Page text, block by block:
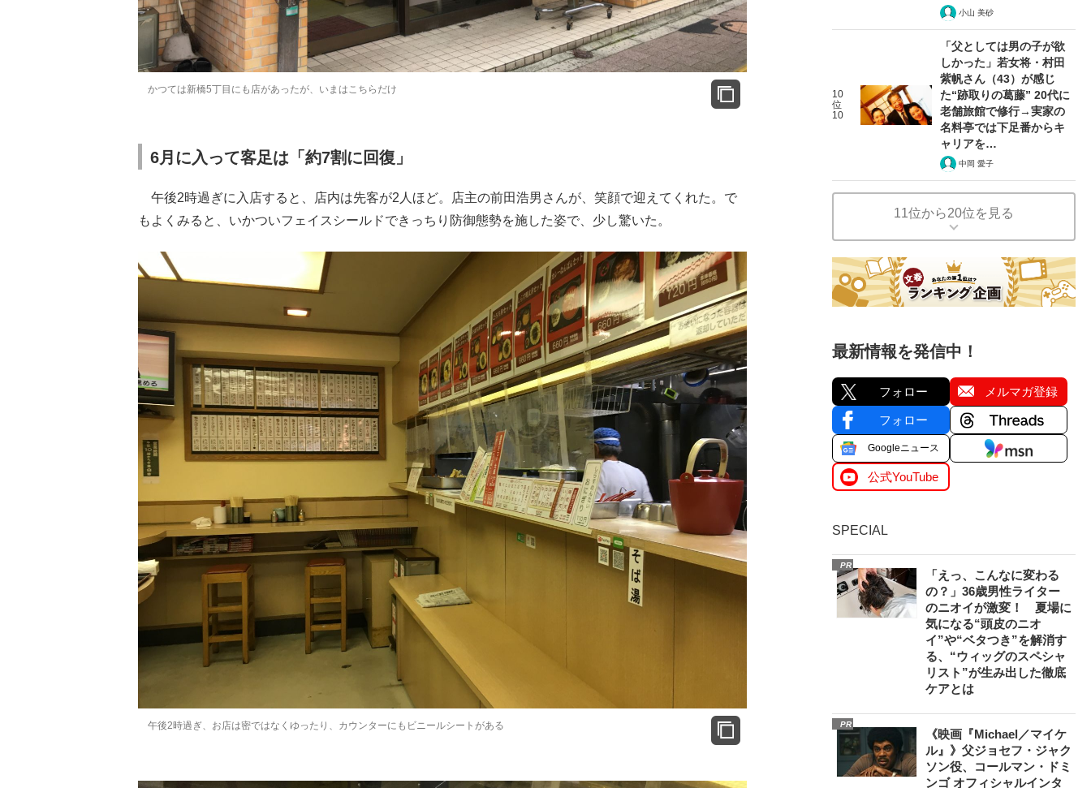
かつては新橋5丁目にも店があったが、いまはこちらだけ
6月に入って客足は「約7割に回復」
午後2時過ぎに入店すると、店内は先客が2人ほど。店主の前田浩男さんが、笑顔で迎えてくれた。で
もよくみると、いかついフェイスシールドできっちり防御態勢を施した姿で、少し驚いた。
午後2時過ぎ、お店は密ではなくゆったり、カウンターにもビニールシートがある
小山 美砂
10
位
10
「父としては男の子が欲
しかった」若女将・村田
紫帆さん（43）が感じ
た“跡取りの葛藤” 20代に
老舗旅館で修行→実家の
名料亭では下足番からキ
ャリアを…
中岡 愛子
11位から20位を見る
最新情報を発信中！
フォロー メルマガ登録
フォロー
Googleニュース
公式YouTube
SPECIAL
PR
「えっ、こんなに変わる
の？」36歳男性ライター
のニオイが激変！ 夏場に
気になる“頭皮のニオ
イ”や“ベタつき”を解消す
る、“ウィッグのスペシャ
リスト”が生み出した徹底
ケアとは
PR
《映画『Michael／マイケ
ル』》父ジョセフ・ジャク
ソン役、コールマン・ドミ
ンゴ オフィシャルインタ